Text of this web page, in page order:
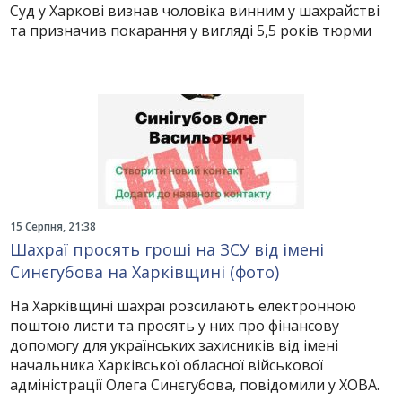
Суд у Харкові визнав чоловіка винним у шахрайстві
та призначив покарання у вигляді 5,5 років тюрми
15 Серпня, 21:38
Шахраї просять гроші на ЗСУ від імені
Синєгубова на Харківщині (фото)
На Харківщині шахраї розсилають електронною
поштою листи та просять у них про фінансову
допомогу для українських захисників від імені
начальника Харківської обласної військової
адміністрації Олега Синєгубова, повідомили у ХОВА.